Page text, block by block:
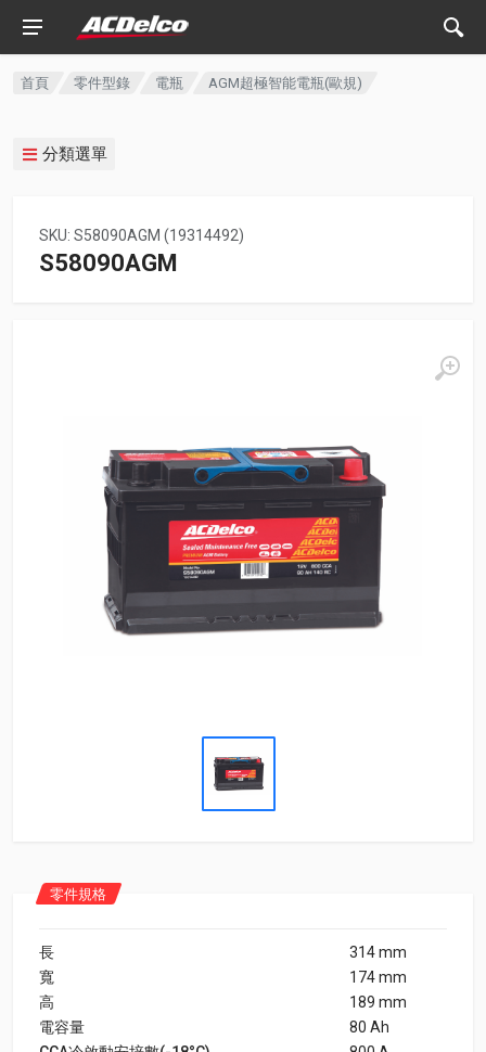
首頁 零件型錄 電瓶 AGM超極智能電瓶(歐規)
分類選單
SKU: S58090AGM (19314492)
S58090AGM
零件規格
長
314 mm
寬
174 mm
高
189 mm
電容量
80 Ah